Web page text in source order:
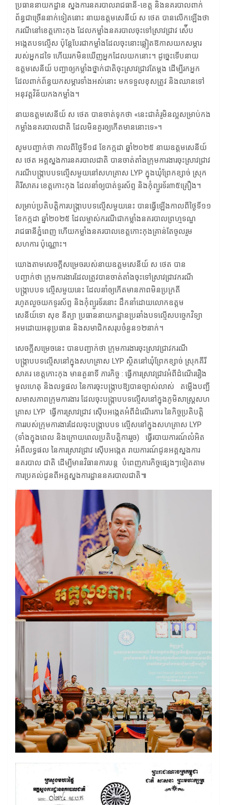
ប្រធាននាយកដ្ឋាន ស្នងការនគរបាលរាជធានី-ខេត្ត និងនគរបាលពាក់
ព័ន្ធជាច្រើននាក់ទៀតនោះ នាយឧត្តមសេនីយ៍ ស ថេត បានលើកឡើងថា
ករណីនៅខេត្តកោះកុង ដែលកម្លាំងនគរបាលចុះទៅស្រាវជ្រាវ ស៉ើប
អង្កេតបទល្មើស ប៉ុន្ដែបែរជាកម្លាំងដែលចុះនោះឆ្លៀតឱកាសយកសម្ភារ
របស់អ្នកដទៃ ហើយរកមិនឃើញអ្នកដែលយកនោះ។ ដូច្នេះទើបនាយ
ឧត្តមសេនីយ៍ បញ្ជាឲ្យកម្លាំងថ្នាក់ជាតិចុះស្រាវជ្រាវតែម្ដង ដើម្បីរកអ្នក
ដែលពាក់ព័ន្ធយកសម្ភារទាំងអស់នោះ មកទទួលខុសត្រូវ និងឈានទៅ
អនុវត្តវិន័យកងកម្លាំង។
នាយឧត្តមសេនីយ៍ ស ថេត បានចាត់ទុកថា «នេះជាគំរូមិនល្អសម្រាប់កង
កម្លាំងនគរបាលជាតិ ដែលមិនគួរឲ្យកើតមាននោះទេ»។
សូមបញ្ជាក់ថា កាលពីថ្ងៃទី១៨ ខែកក្កដា ឆ្នាំ២០២៥ នាយឧត្តមសេនីយ៍
ស ថេត អគ្គស្នងការនគរបាលជាតិ បានចាត់តាំងក្រុមការងារចុះស្រាវជ្រាវ
ករណីបង្ក្រាបបទល្មើសមួយនៅសហគ្រាស LYP ក្នុងឃុំព្រែកខ្សាច់ ស្រុក
គិរីសាគរ ខេត្តកោះកុង ដែលនាំឲ្យបាត់ទូរស័ព្ទ និងកុំព្យួរទ័រ៣៥គ្រឿង។
សម្រាប់ប្រតិបត្តិការបង្ក្រាបបទល្មើសមួយនេះ បានធ្វើឡើងកាលពីថ្ងៃទី១១
ខែកក្កដា ឆ្នាំ២០២៥ ដែលម្ចាស់ករណីជាកម្លាំងនគរបាលព្រហ្មទណ្ឌ
រាជធានីភ្នំពេញ ហើយកម្លាំងនគរបាលខេត្តកោះកុងគ្រាន់តែចូលរួម
សហការ ប៉ុណ្ណោះ។
យោងតាមសេចក្តីសម្រេចរបស់នាយឧត្តមសេនីយ៍ ស ថេត បាន
បញ្ជាក់ថា ក្រុមការងារដែលត្រូវបានចាត់តាំងចុះទៅស្រាវជ្រាវករណី
បង្ក្រាបបទ ល្មើសមួយនេះ ដែលនាំឲ្យកើតមានភាពមិនប្រក្រតី
រហូតលួចយកទូរស័ព្ទ និងកុំព្យួរទ័រនោះ ដឹកនាំដោយលោកឧត្តម
សេនីយ៍ទោ សុខ នីត្យា ប្រធាននាយកដ្ឋានប្រឆាំងបទល្មើសបច្ចេកវិទ្យា
អមដោយអនុប្រធាន និងសមាជិកសរុបចំនួន១២នាក់។
សេចក្តីសម្រេចនេះ បានបញ្ជាក់ថា ក្រុមការងារចុះស្រាវជ្រាវករណី
បង្ក្រាបបទល្មើសនៅក្នុងសហគ្រាស LYP ស្ថិតនៅឃុំព្រែកខ្សាច់ ស្រុកគីរី
សាគរ ខេត្តកោះកុង មានតួនាទី ភារកិច្ច : ធ្វើការស្រាវជ្រាវអំពីដំណើររឿង
មូលហេតុ និងលទ្ធផល នៃការចុះបង្ក្រាបឱ្យបានច្បាស់លាស់ តម្លើងបញ្ជី
សមាសភាពក្រុមការងារ ដែលចុះបង្ក្រាបបទល្មើសនៅក្នុងភូមិសាស្ត្រសហ
គ្រាស LYP ធ្វើការស្រាវជ្រាវ ស៊ើបអង្កេតអំពីដំណើរការ នៃកិច្ចប្រតិបត្តិ
ការរបស់ក្រុមការងារដែលចុះបង្ក្រាបបទ ល្មើសនៅក្នុងសហគ្រាស LYP
(ទាំងក្នុងពេល និងក្រោយពេលប្រតិបត្តិការរួច) ធ្វើរបាយការណ៍លំអិត
អំពីលទ្ធផល នៃការស្រាវជ្រាវ ស៊ើបអង្កេត រាយការណ៍ជូនអគ្គស្នងការ
នគរបាល ជាតិ ដើម្បីមានវិធានការបន្ត បំពេញភារកិច្ចផ្សេងៗទៀតតាម
ការប្រគល់ជូនពីអគ្គស្នងការដ្ឋាននគរបាលជាតិ៕